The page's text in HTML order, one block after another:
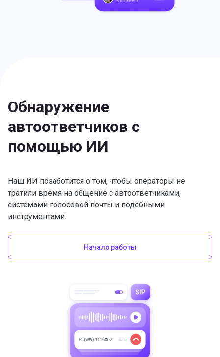
Обнаружение
автоответчиков с
помощью ИИ
Наш ИИ позаботится о том, чтобы операторы не
тратили время на общение с автоответчиками,
системами голосовой почты и подобными
инструментами.
Начало работы